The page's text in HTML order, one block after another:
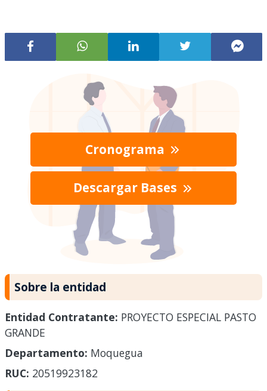
Cronograma
Descargar Bases
Sobre la entidad
Entidad Contratante: PROYECTO ESPECIAL PASTO
GRANDE
Departamento: Moquegua
RUC: 20519923182